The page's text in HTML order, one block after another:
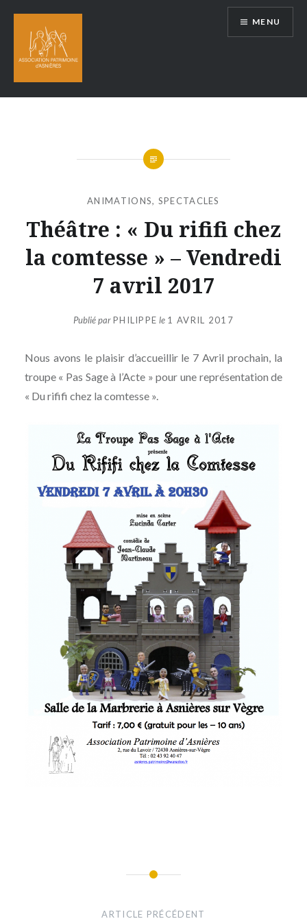
contenu
MENU
ANIMATIONS, SPECTACLES
Théâtre : « Du rififi chez
la comtesse » – Vendredi
7 avril 2017
Publié parPHILIPPE le 1 AVRIL 2017
Nous avons le plaisir d’accueillir le 7 Avril prochain, la
troupe « Pas Sage à l’Acte » pour une représentation de
« Du rififi chez la comtesse ».
ARTICLE PRÉCÉDENT